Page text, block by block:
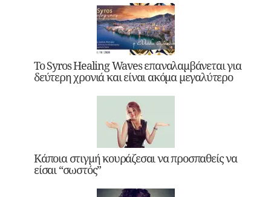
Το Syros Healing Waves επαναλαμβάνεται για
δεύτερη χρονιά και είναι ακόμα μεγαλύτερο
Κάποια στιγμή κουράζεσαι να προσπαθείς να
είσαι “σωστός”